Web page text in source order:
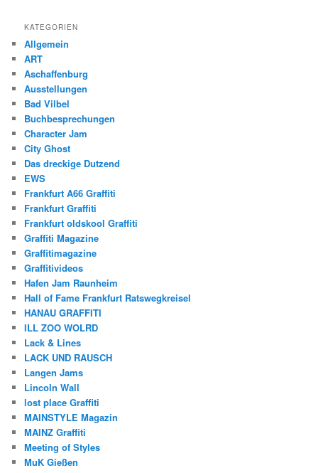
KATEGORIEN
Allgemein
ART
Aschaffenburg
Ausstellungen
Bad Vilbel
Buchbesprechungen
Character Jam
City Ghost
Das dreckige Dutzend
EWS
Frankfurt A66 Graffiti
Frankfurt Graffiti
Frankfurt oldskool Graffiti
Graffiti Magazine
Graffitimagazine
Graffitivideos
Hafen Jam Raunheim
Hall of Fame Frankfurt Ratswegkreisel
HANAU GRAFFITI
ILL ZOO WOLRD
Lack & Lines
LACK UND RAUSCH
Langen Jams
Lincoln Wall
lost place Graffiti
MAINSTYLE Magazin
MAINZ Graffiti
Meeting of Styles
MuK Gießen